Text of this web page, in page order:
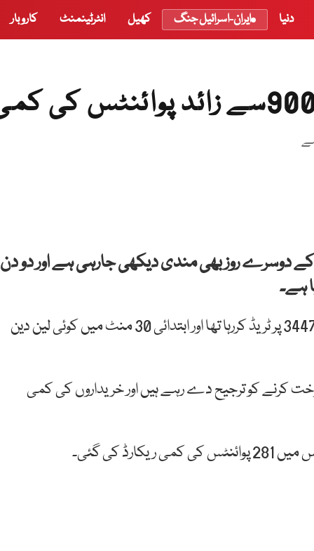
دنیا ایران-اسرائیل جنگ کھیل انٹرٹینمنٹ کاروبار
دوسرے روز بھی مندی دیکھی جارہی ہے اور دو دن
منگل کے روز مارکیٹ میں کاروبار شروع ہوا تو انڈیکس 34471 پر ٹریڈ کررہا تھا اور ابتدائی 30 منٹ میں کوئی لین دین
کرنے کو ترجیح دے رہے ہیں اور خریداروں کی کمی
کی گئی۔